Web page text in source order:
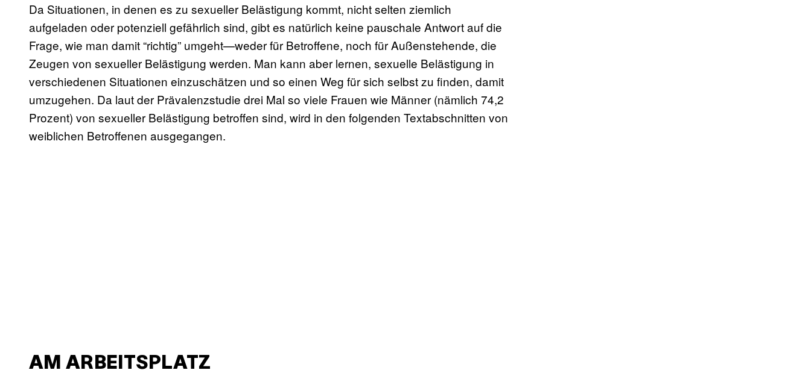
Da Situationen, in denen es zu sexueller Belästigung kommt, nicht selten ziemlich
aufgeladen oder potenziell gefährlich sind, gibt es natürlich keine pauschale Antwort auf die
Frage, wie man damit “richtig” umgeht—weder für Betroffene, noch für Außenstehende, die
Zeugen von sexueller Belästigung werden. Man kann aber lernen, sexuelle Belästigung in
verschiedenen Situationen einzuschätzen und so einen Weg für sich selbst zu finden, damit
umzugehen. Da laut der Prävalenzstudie drei Mal so viele Frauen wie Männer (nämlich 74,2
Prozent) von sexueller Belästigung betroffen sind, wird in den folgenden Textabschnitten von
weiblichen Betroffenen ausgegangen.
AM ARBEITSPLATZ